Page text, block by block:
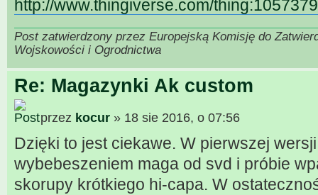
http://www.thingiverse.com/thing:1057379
Post zatwierdzony przez Europejską Komisję do
Wojskowości i Ogrodnictwa
Re: Magazynki Ak custom
przez kocur » 18 sie 2016, o 07:56
Dzięki to jest ciekawe. W pierwszej
wybebeszeniem maga od svd i próbie
skorupy krótkiego hi-capa. W